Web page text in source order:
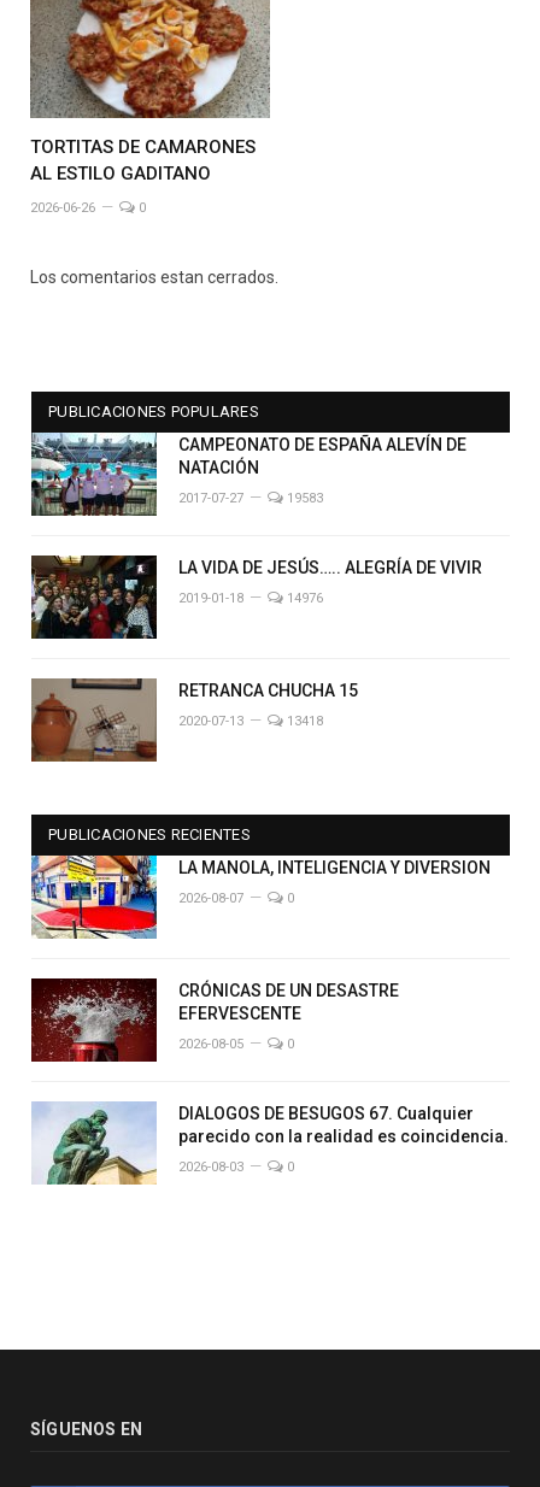
TORTITAS DE CAMARONES
AL ESTILO GADITANO
2026-06-26 0
Los comentarios estan cerrados.
PUBLICACIONES POPULARES
CAMPEONATO DE ESPAÑA ALEVÍN DE
NATACIÓN
2017-07-27 19583
LA VIDA DE JESÚS….. ALEGRÍA DE VIVIR
2019-01-18 14976
RETRANCA CHUCHA 15
2020-07-13 13418
PUBLICACIONES RECIENTES
LA MANOLA, INTELIGENCIA Y DIVERSION
2026-08-07 0
CRÓNICAS DE UN DESASTRE
EFERVESCENTE
2026-08-05 0
DIALOGOS DE BESUGOS 67. Cualquier
parecido con la realidad es coincidencia.
2026-08-03 0
SÍGUENOS EN